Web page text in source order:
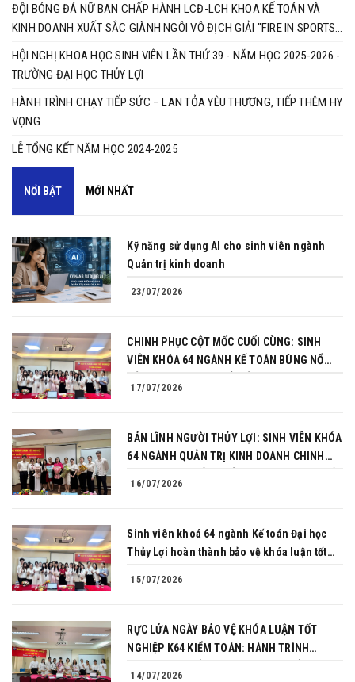
ĐỘI BÓNG ĐÁ NỮ BAN CHẤP HÀNH LCĐ-LCH KHOA KẾ TOÁN VÀ
KINH DOANH XUẤT SẮC GIÀNH NGÔI VÔ ĐỊCH GIẢI "FIRE IN SPORTS
2025"
HỘI NGHỊ KHOA HỌC SINH VIÊN LẦN THỨ 39 - NĂM HỌC 2025-2026 -
TRƯỜNG ĐẠI HỌC THỦY LỢI ​​​​​​​
HÀNH TRÌNH CHẠY TIẾP SỨC – LAN TỎA YÊU THƯƠNG, TIẾP THÊM HY
VỌNG
LỄ TỔNG KẾT NĂM HỌC 2024-2025
NỔI BẬT MỚI NHẤT
Kỹ năng sử dụng AI cho sinh viên ngành
Quản trị kinh doanh
23/07/2026
CHINH PHỤC CỘT MỐC CUỐI CÙNG: SINH
VIÊN KHÓA 64 NGÀNH KẾ TOÁN BÙNG NỔ
17/07/2026
BẢN LĨNH NGƯỜI THỦY LỢI: SINH VIÊN KHÓA
64 NGÀNH QUẢN TRỊ KINH DOANH CHINH
16/07/2026
Sinh viên khoá 64 ngành Kế toán Đại học
Thủy Lợi hoàn thành bảo vệ khóa luận tốt
15/07/2026
RỰC LỬA NGÀY BẢO VỆ KHÓA LUẬN TỐT
NGHIỆP K64 KIỂM TOÁN: HÀNH TRÌNH
14/07/2026